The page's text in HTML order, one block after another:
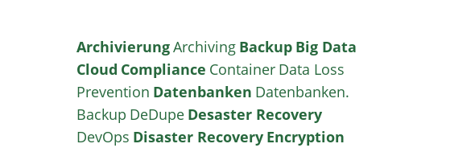
ArchivierungArchiving Backup Big Data
Cloud Compliance Container Data Loss
Prevention Datenbanken Datenbanken.
Backup DeDupe Desaster Recovery
DevOps Disaster Recovery Encryption